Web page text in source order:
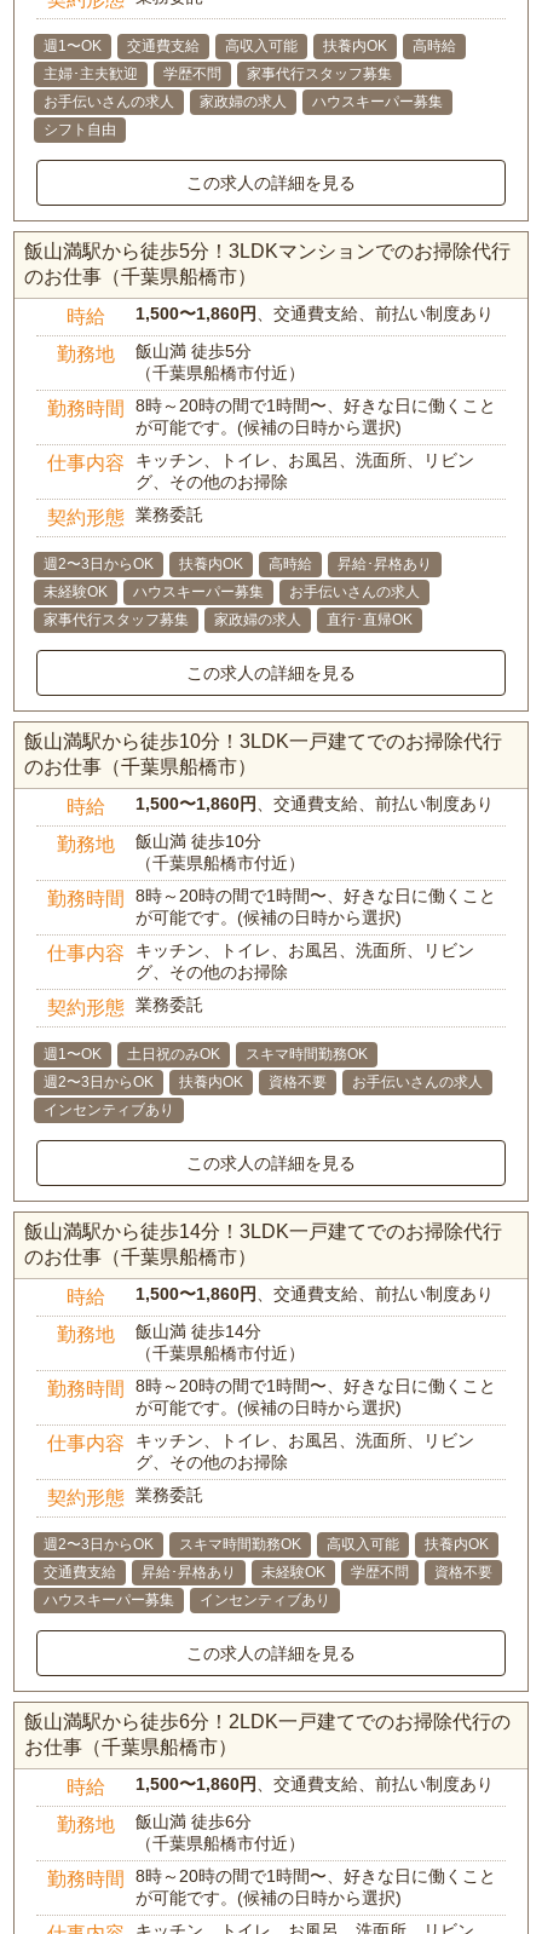
週1〜OK 交通費支給 高収入可能 扶養内OK
高時給
主婦･主夫歓迎
学歴不問
家事代行スタッフ募集
お手伝いさんの求人
家政婦の求人
ハウスキーパー募集
シフト自由
この求人の詳細を見る
飯山満駅から徒歩5分！3LDKマンションでのお掃除代行
のお仕事（千葉県船橋市）
時給 1,500〜1,860円、交通費支給、前払い制度あり
勤務地
飯山満 徒歩5分
（千葉県船橋市付近）
勤務時間
8時～20時の間で1時間〜、好きな日に働くこと
が可能です。(候補の日時から選択)
仕事内容
キッチン、トイレ、お風呂、洗面所、リビン
グ、その他のお掃除
契約形態 業務委託
週2〜3日からOK 扶養内OK 高時給
昇給･昇格あり
未経験OK
ハウスキーパー募集
お手伝いさんの求人
家事代行スタッフ募集
家政婦の求人 直行･直帰OK
この求人の詳細を見る
飯山満駅から徒歩10分！3LDK一戸建てでのお掃除代行
のお仕事（千葉県船橋市）
時給 1,500〜1,860円、交通費支給、前払い制度あり
勤務地
飯山満 徒歩10分
（千葉県船橋市付近）
勤務時間
8時～20時の間で1時間〜、好きな日に働くこと
が可能です。(候補の日時から選択)
仕事内容
キッチン、トイレ、お風呂、洗面所、リビン
グ、その他のお掃除
契約形態 業務委託
週1〜OK 土日祝のみOK
スキマ時間勤務OK
週2〜3日からOK
扶養内OK 資格不要
お手伝いさんの求人
インセンティブあり
この求人の詳細を見る
飯山満駅から徒歩14分！3LDK一戸建てでのお掃除代行
のお仕事（千葉県船橋市）
時給 1,500〜1,860円、交通費支給、前払い制度あり
勤務地
飯山満 徒歩14分
（千葉県船橋市付近）
勤務時間
8時～20時の間で1時間〜、好きな日に働くこと
が可能です。(候補の日時から選択)
仕事内容
キッチン、トイレ、お風呂、洗面所、リビン
グ、その他のお掃除
契約形態 業務委託
週2〜3日からOK スキマ時間勤務OK 高収入可能
扶養内OK
交通費支給
昇給･昇格あり 未経験OK 学歴不問
資格不要
ハウスキーパー募集
インセンティブあり
この求人の詳細を見る
飯山満駅から徒歩6分！2LDK一戸建てでのお掃除代行の
お仕事（千葉県船橋市）
時給 1,500〜1,860円、交通費支給、前払い制度あり
勤務地
飯山満 徒歩6分
（千葉県船橋市付近）
勤務時間
8時～20時の間で1時間〜、好きな日に働くこと
が可能です。(候補の日時から選択)